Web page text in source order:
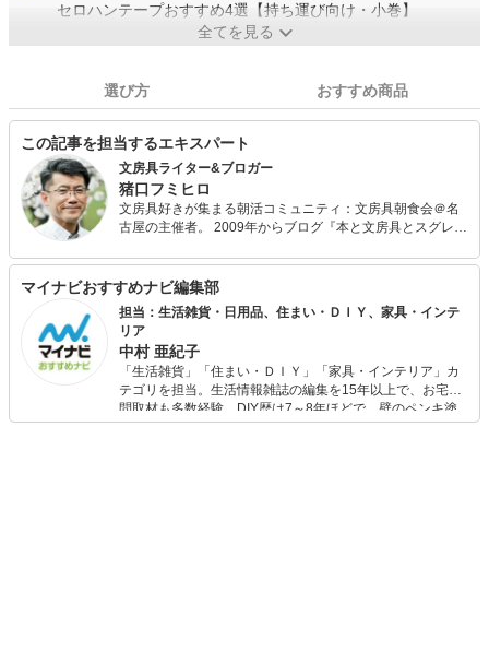
セロハンテープおすすめ4選【持ち運び向け・小巻】
全てを見る
選び方 おすすめ商品
この記事を担当するエキスパート
文房具ライター&ブロガー
猪口フミヒロ
文房具好きが集まる朝活コミュニティ：文房具朝食会＠名
古屋の主催者。 2009年からブログ『本と文房具とスグレモ
房具屋さん大賞』で特別コメンテーターを務める日本でも
有数の文房具通。 東海地区を中心に文房具をベースにした
活動を精力的に展開するサラリーマン。 愛知県岡崎市に在
住。
マイナビおすすめナビ編集部
担当：生活雑貨・日用品、住まい・ＤＩＹ、家具・インテ
リア
中村 亜紀子
「生活雑貨」「住まい・ＤＩＹ」「家具・インテリア」カ
テゴリを担当。生活情報雑誌の編集を15年以上で、お宅訪
問取材も多数経験。DIY歴は7～8年ほどで、壁のペンキ塗
りや壁紙チェンジなどもチャレンジ済み。初心者でもモノ